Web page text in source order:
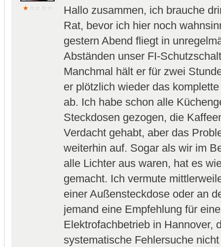
Hallo zusammen, ich brauche
Rat, bevor ich hier noch
gestern Abend fliegt in
Abständen unser FI-
Manchmal hält er für zwei
er plötzlich wieder das
ab. Ich habe schon alle
Steckdosen gezogen, die
Verdacht gehabt, aber das
weiterhin auf. Sogar als wir im
alle Lichter aus waren, hat es
gemacht. Ich vermute
einer Außensteckdose oder an
jemand eine Empfehlung für
Elektrofachbetrieb in Hannover,
systematische Fehlersuche